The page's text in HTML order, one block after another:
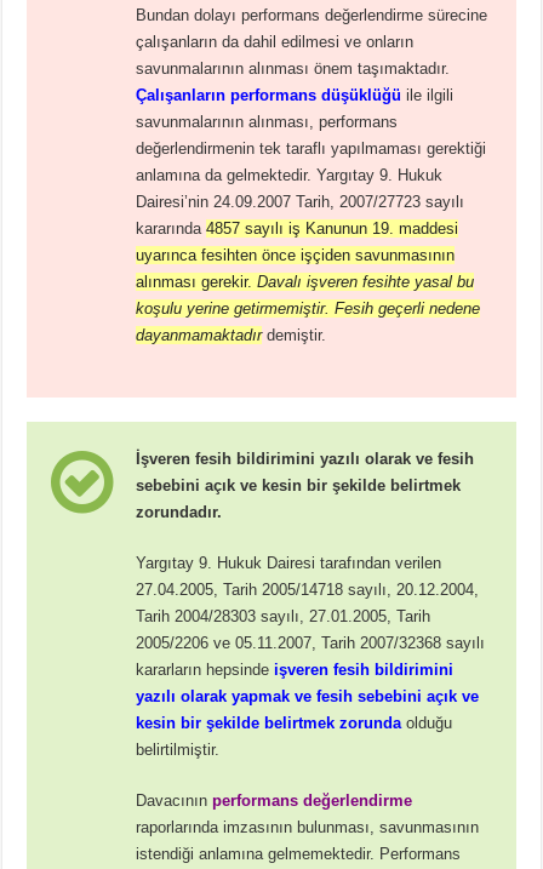
Bundan dolayı performans değerlendirme sürecine
çalışanların da dahil edilmesi ve onların
savunmalarının alınması önem taşımaktadır.
Çalışanların performans düşüklüğü ile ilgili
savunmalarının alınması, performans
değerlendirmenin tek taraflı yapılmaması gerektiği
anlamına da gelmektedir. Yargıtay 9. Hukuk
Dairesi’nin 24.09.2007 Tarih, 2007/27723 sayılı
kararında4857 sayılı iş Kanunun 19. maddesi
uyarınca fesihten önce işçiden savunmasının
alınması gerekir.Davalı işveren fesihte yasal bu
koşulu yerine getirmemiştir. Fesih geçerli nedene
dayanmamaktadırdemiştir.
İşveren fesih bildirimini yazılı olarak ve fesih
sebebini açık ve kesin bir şekilde belirtmek
zorundadır.
Yargıtay 9. Hukuk Dairesi tarafından verilen
27.04.2005, Tarih 2005/14718 sayılı, 20.12.2004,
Tarih 2004/28303 sayılı, 27.01.2005, Tarih
2005/2206 ve 05.11.2007, Tarih 2007/32368 sayılı
kararların hepsinde işveren fesih bildirimini
yazılı olarak yapmak ve fesih sebebini açık ve
kesin bir şekilde belirtmek zorunda olduğu
belirtilmiştir.
Davacınınperformans değerlendirme
raporlarında imzasının bulunması, savunmasının
istendiği anlamına gelmemektedir. Performans